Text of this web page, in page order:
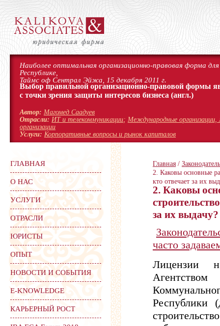
Наиболее оптимальная организационно-правовая форма
Республике,
Таймс оф Сентрал Эйжа, 15 декабря 2011 г.
Выбор правильной организационно-правовой формы
с точки зрения защиты интересов бизнеса (англ.)
Автор: Магомед Саадуев
Отрасли: ИТ и телекоммуникации; Международные организации,
организации
Услуги: Корпоративные вопросы и рынок капиталов
Главная /
2. Каковы основные
кто отвечает за их
2. Каковы
за их выдачу?
часто
Лицензии
Республики
ГЛАВНАЯ
О НАС
УСЛУГИ
ОТРАСЛИ
ЮРИСТЫ
ОПЫТ
НОВОСТИ И СОБЫТИЯ
Е-KNOWLEDGE
КАРЬЕРНЫЙ РОСТ